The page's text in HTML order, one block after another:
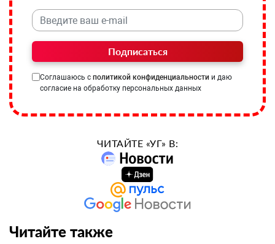
Подписаться
Соглашаюсь с политикой конфиденциальности и даю
согласие на обработку персональных данных
ЧИТАЙТЕ «УГ» В:
Читайте также